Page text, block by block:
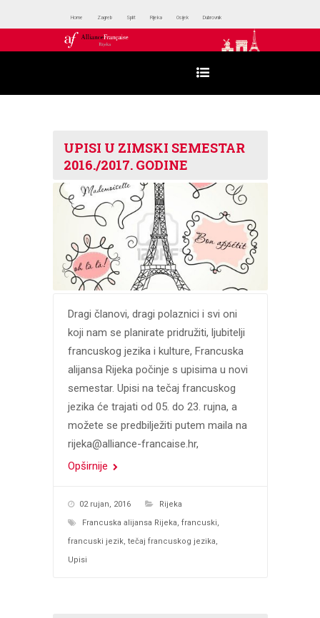
Home Zagreb Split Rijeka Osijek Dubrovnik
UPISI U ZIMSKI SEMESTAR
2016./2017. GODINE
Dragi članovi, dragi polaznici i svi oni
koji nam se planirate pridružiti, ljubitelji
francuskog jezika i kulture, Francuska
alijansa Rijeka počinje s upisima u novi
semestar. Upisi na tečaj francuskog
jezika će trajati od 05. do 23. rujna, a
možete se predbilježiti putem maila na
rijeka@alliance-francaise.hr,
Opširnije
02 rujan, 2016
Rijeka
Francuska alijansa Rijeka francuski
francuski jezik, tečaj francuskog jezika
Upisi